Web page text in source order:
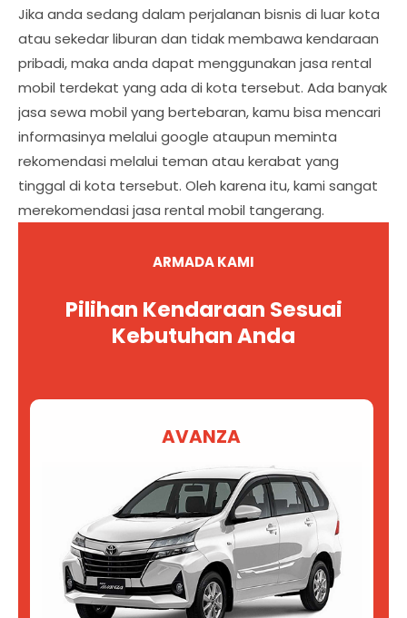
Jika anda sedang dalam perjalanan bisnis di luar kota
atau sekedar liburan dan tidak membawa kendaraan
pribadi, maka anda dapat menggunakan jasa rental
mobil terdekat yang ada di kota tersebut. Ada banyak
jasa sewa mobil yang bertebaran, kamu bisa mencari
informasinya melalui google ataupun meminta
rekomendasi melalui teman atau kerabat yang
tinggal di kota tersebut. Oleh karena itu, kami sangat
merekomendasi jasa rental mobil tangerang.
ARMADA KAMI
Pilihan Kendaraan Sesuai
Kebutuhan Anda
AVANZA